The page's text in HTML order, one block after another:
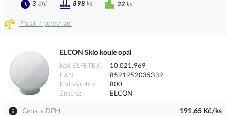
Přidat k porovnání
32 ks
3 dní 898 ks
ELCON Sklo koule opál
Kód ELFETEX
10.021.969
EAN
8591952035339
Kód výrobce
800
Značka
ELCON
Cena s DPH 191,65 Kč/ks